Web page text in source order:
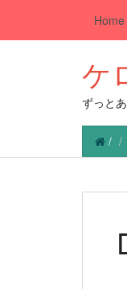
Home
ケ
ずっと
/